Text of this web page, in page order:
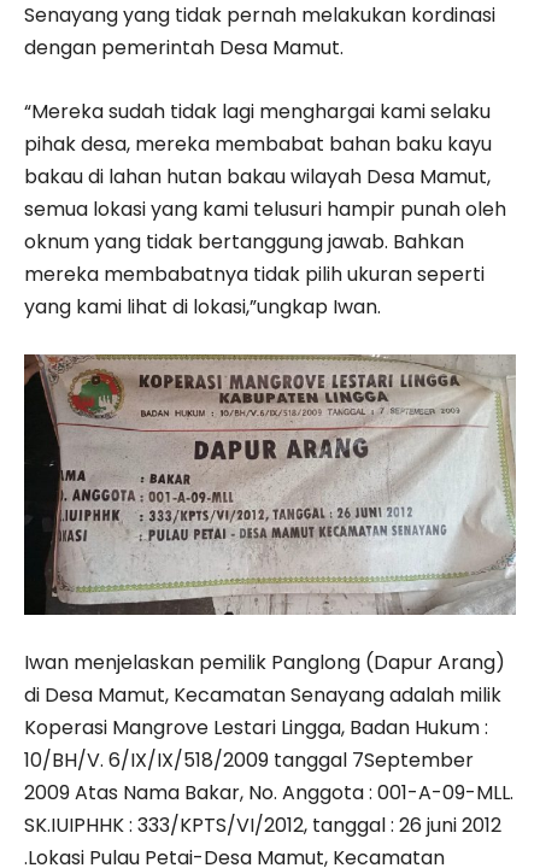
Senayang yang tidak pernah melakukan kordinasi
dengan pemerintah Desa Mamut.
“Mereka sudah tidak lagi menghargai kami selaku
pihak desa, mereka membabat bahan baku kayu
bakau di lahan hutan bakau wilayah Desa Mamut,
semua lokasi yang kami telusuri hampir punah oleh
oknum yang tidak bertanggung jawab. Bahkan
mereka membabatnya tidak pilih ukuran seperti
yang kami lihat di lokasi,”ungkap Iwan.
Iwan menjelaskan pemilik Panglong (Dapur Arang)
di Desa Mamut, Kecamatan Senayang adalah milik
Koperasi Mangrove Lestari Lingga, Badan Hukum :
10/BH/V. 6/IX/IX/518/2009 tanggal 7September
2009 Atas Nama Bakar, No. Anggota : 001-A-09-MLL.
SK.IUIPHHK : 333/KPTS/VI/2012, tanggal : 26 juni 2012
.Lokasi Pulau Petai-Desa Mamut, Kecamatan